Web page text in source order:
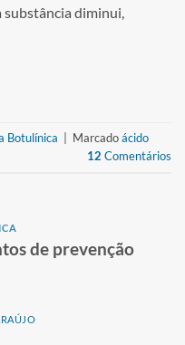
substância diminui,
Botulínica Marcadoácido
12 Comentários
de prevenção